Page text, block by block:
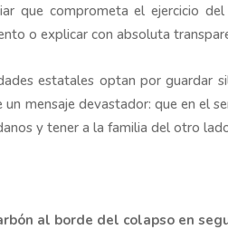
que comprometa el ejercicio
o explicar con absoluta
estatales optan por guardar
un mensaje devastador: que en el
y tener a la familia del otro
al borde del colapso en